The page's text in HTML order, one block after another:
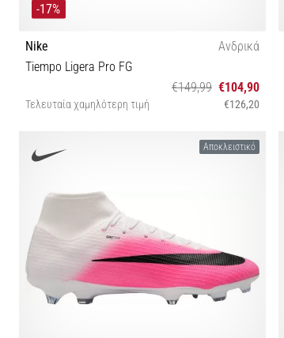
-17%
Nike
Ανδρικά
Tiempo Ligera Pro FG
€149,99 €104,90
Τελευταία χαμηλότερη τιμή €126,20
39 40 40½ 41 42 42½ 43 44 44½ 45 45½ 47
Αποκλειστικό